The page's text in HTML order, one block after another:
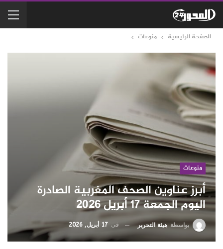
الصفحة الرئيسية منوعات
منوعات
أبرز عناوين الصحف المغربية الصادرة
اليوم الجمعة 17 أبريل 2026
بواسطةهيئة التحرير في 17 أبريل, 2026